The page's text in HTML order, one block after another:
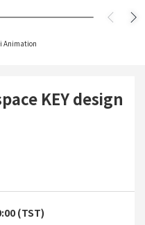
Animation
KEY design
(TST)